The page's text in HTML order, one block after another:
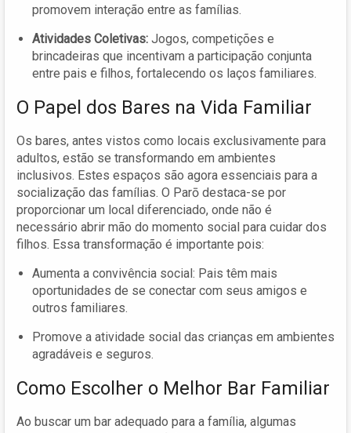
promovem interação entre as famílias.
Atividades Coletivas: Jogos, competições e
brincadeiras que incentivam a participação conjunta
entre pais e filhos, fortalecendo os laços familiares.
O Papel dos Bares na Vida Familiar
Os bares, antes vistos como locais exclusivamente para
adultos, estão se transformando em ambientes
inclusivos. Estes espaços são agora essenciais para a
socialização das famílias. O Parō destaca-se por
proporcionar um local diferenciado, onde não é
necessário abrir mão do momento social para cuidar dos
filhos. Essa transformação é importante pois:
Aumenta a convivência social: Pais têm mais
oportunidades de se conectar com seus amigos e
outros familiares.
Promove a atividade social das crianças em ambientes
agradáveis e seguros.
Como Escolher o Melhor Bar Familiar
Ao buscar um bar adequado para a família, algumas